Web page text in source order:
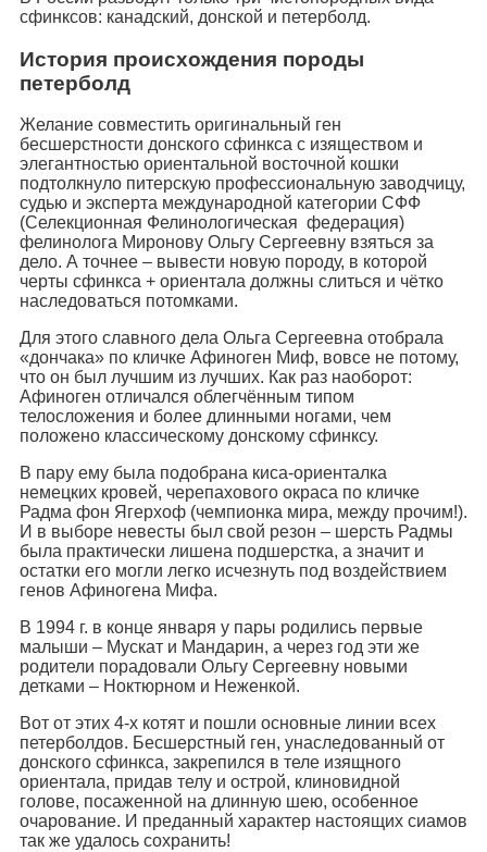
сфинксов: канадский, донской и петерболд.
История происхождения породы
петерболд
Желание совместить оригинальный ген
бесшерстности донского сфинкса с изяществом и
элегантностью ориентальной восточной кошки
подтолкнуло питерскую профессиональную заводчицу,
судью и эксперта международной категории СФФ
(Селекционная Фелинологическая федерация)
фелинолога Миронову Ольгу Сергеевну взяться за
дело. А точнее – вывести новую породу, в которой
черты сфинкса + ориентала должны слиться и чётко
наследоваться потомками.
Для этого славного дела Ольга Сергеевна отобрала
«дончака» по кличке Афиноген Миф, вовсе не потому,
что он был лучшим из лучших. Как раз наоборот:
Афиноген отличался облегчённым типом
телосложения и более длинными ногами, чем
положено классическому донскому сфинксу.
В пару ему была подобрана киса-ориенталка
немецких кровей, черепахового окраса по кличке
Радма фон Ягерхоф (чемпионка мира, между прочим!).
И в выборе невесты был свой резон – шерсть Радмы
была практически лишена подшерстка, а значит и
остатки его могли легко исчезнуть под воздействием
генов Афиногена Мифа.
В 1994 г. в конце января у пары родились первые
малыши – Мускат и Мандарин, а через год эти же
родители порадовали Ольгу Сергеевну новыми
детками – Ноктюрном и Неженкой.
Вот от этих 4-х котят и пошли основные линии всех
петерболдов. Бесшерстный ген, унаследованный от
донского сфинкса, закрепился в теле изящного
ориентала, придав телу и острой, клиновидной
голове, посаженной на длинную шею, особенное
очарование. И преданный характер настоящих сиамов
так же удалось сохранить!